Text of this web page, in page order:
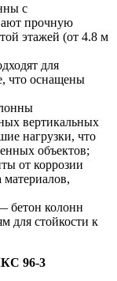
с
прочную
этажей (от 4.8 м
для
что оснащены
вертикальных
нагрузки, что
объектов;
от коррозии
материалов,
бетон колонн
для стойкости к
96-3